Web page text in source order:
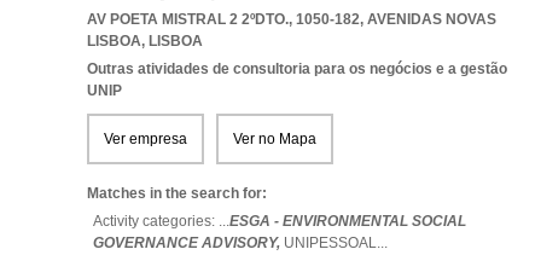
AV POETA MISTRAL 2 2ºDTO., 1050-182, AVENIDAS NOVAS
LISBOA, LISBOA
Outras atividades de consultoria para os negócios e a gestão
UNIP
Ver empresa Ver no Mapa
Matches in the search for:
Activity categories: ...ESGA - ENVIRONMENTAL SOCIAL
GOVERNANCE ADVISORY, UNIPESSOAL...